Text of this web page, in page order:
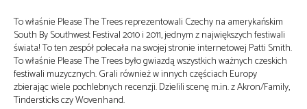
To właśnie Please The Trees reprezentowali Czechy na amerykańskim
South By Southwest Festival 2010 i 2011, jednym z największych festiwali
świata! To ten zespół polecała na swojej stronie internetowej Patti Smith.
To właśnie Please The Trees było gwiazdą wszystkich ważnych czeskich
festiwali muzycznych. Grali również w innych częściach Europy
zbierając wiele pochlebnych recenzji. Dzielili scenę m.in. z Akron/Family,
Tindersticks czy Wovenhand.